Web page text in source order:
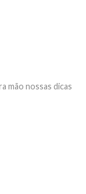
mão nossas dicas